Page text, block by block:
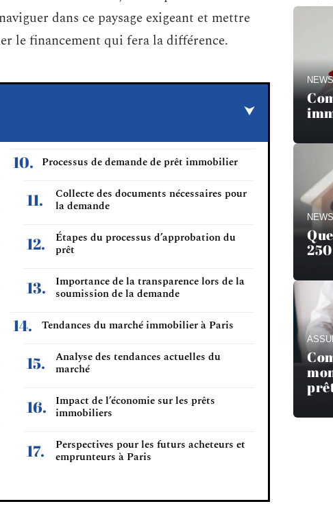
dans ce paysage exigeant et mettre
le financement qui fera la différence.
Processus de demande de prêt immobilier
Collecte des documents nécessaires pour
la demande
Étapes du processus d’approbation du
prêt
Importance de la transparence lors de la
soumission de la demande
Tendances du marché immobilier à Paris
Analyse des tendances actuelles du
marché
Impact de l’économie sur les prêts
immobiliers
Perspectives pour les futurs acheteurs et
emprunteurs à Paris
NEWS
NEWS